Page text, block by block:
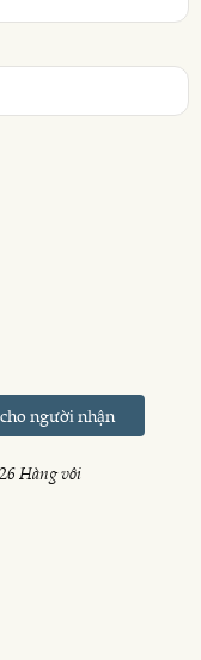
người nhận
Hàng vôi